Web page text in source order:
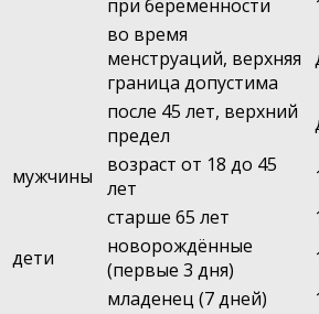
при беременности
во время
менструаций, верхняя
граница допустима
после 45 лет, верхний
предел
мужчины
возраст от 18 до 45
лет
старше 65 лет
дети
новорождённые
(первые 3 дня)
младенец (7 дней)